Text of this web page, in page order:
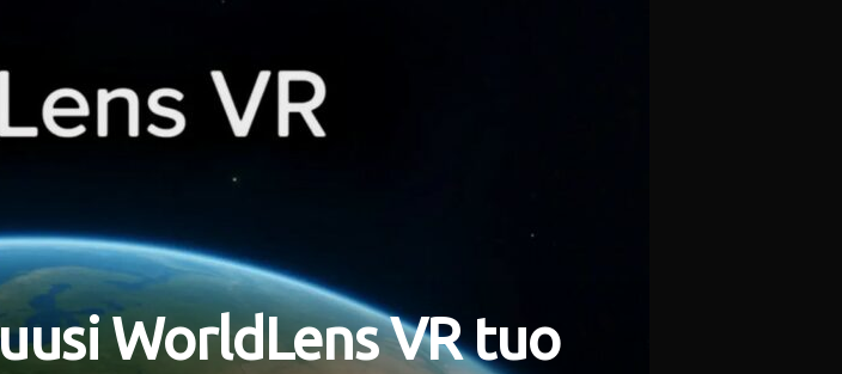
WorldLens VR tuo